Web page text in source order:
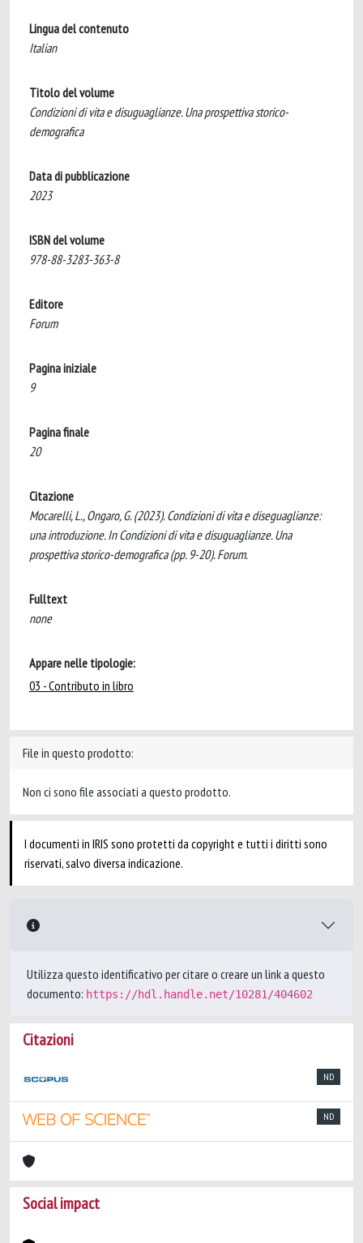
Lingua del contenuto
Italian
Titolo del volume
Condizioni di vita e disuguaglianze. Una prospettiva storico-
demografica
Data di pubblicazione
2023
ISBN del volume
978-88-3283-363-8
Editore
Forum
Pagina iniziale
9
Pagina finale
20
Citazione
Mocarelli, L., Ongaro, G. (2023). Condizioni di vita e diseguaglianze:
una introduzione. In Condizioni di vita e disuguaglianze. Una
prospettiva storico-demografica (pp. 9-20). Forum.
Fulltext
none
Appare nelle tipologie:
03 - Contributo in libro
File in questo prodotto:
Non ci sono file associati a questo prodotto.
I documenti in IRIS sono protetti da copyright e tutti i diritti sono
riservati, salvo diversa indicazione.
Utilizza questo identificativo per citare o creare un link a questo
documento: https://hdl.handle.net/10281/404602
Citazioni
ND
ND
Social impact